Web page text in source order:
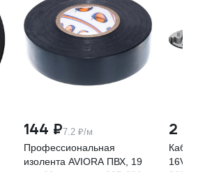
144 ₽7.2 ₽/м
Профессиональная
изолента AVIORA ПВХ, 19
2
16V